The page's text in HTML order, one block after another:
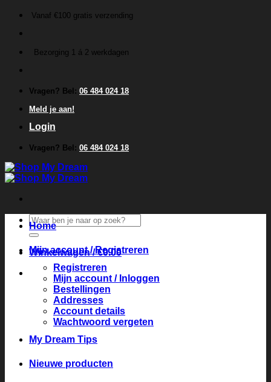
inhoud
Vanaf €100 gratis verzending
Bezorging 1 á 2 werkdagen
Vragen? Bel: 06 484 024 18
Meld je aan!
Login
Vragen? Bel: 06 484 024 18
Zoeken
naar:
Winkelwagen /€0.00
Home
Mijn account / Registreren
Registreren
Mijn account / Inloggen
Bestellingen
Addresses
Account details
Wachtwoord vergeten
My Dream Tips
Nieuwe producten